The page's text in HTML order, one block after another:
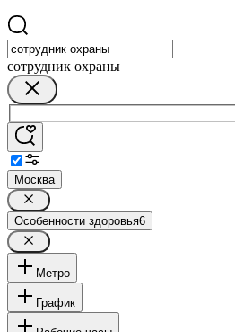
сотрудник охраны
Москва
Особенности здоровья6
Метро
График